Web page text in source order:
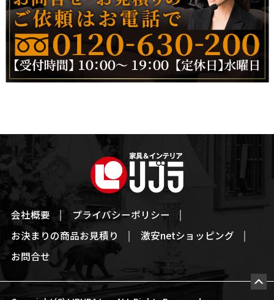
会社概要
プライバシーポリシー
お決まりの商品お見積り
激安netショッピング
お問合せ